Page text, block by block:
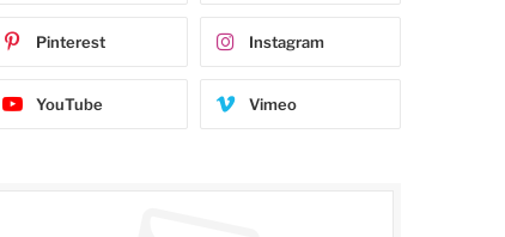
Pinterest Instagram
YouTube Vimeo